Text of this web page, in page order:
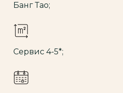
Банг Тао;
Сервис 4-5*;